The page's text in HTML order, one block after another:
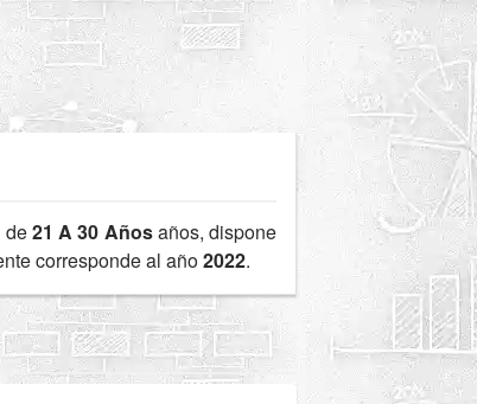
de21 A 30 Añosaños, dispone
corresponde al año2022.